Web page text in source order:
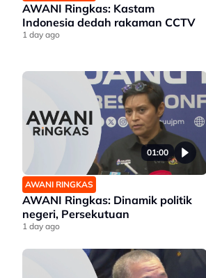
AWANI Ringkas: Kastam
Indonesia dedah rakaman CCTV
1 day ago
01:00
AWANI RINGKAS
AWANI Ringkas: Dinamik politik
negeri, Persekutuan
1 day ago